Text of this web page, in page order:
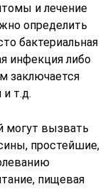
и лечение
определить
бактериальная
инфекция либо
заключается
т.д.
могут вызвать
простейшие,
пищевая